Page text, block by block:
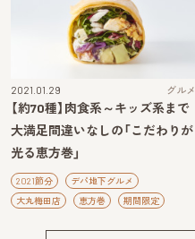
2021.01.29 グルメ
【約70種】肉食系～キッズ系まで
大満足間違いなしの「こだわりが
光る恵方巻」
2021節分
デパ地下グルメ
大丸梅田店
恵方巻 期間限定